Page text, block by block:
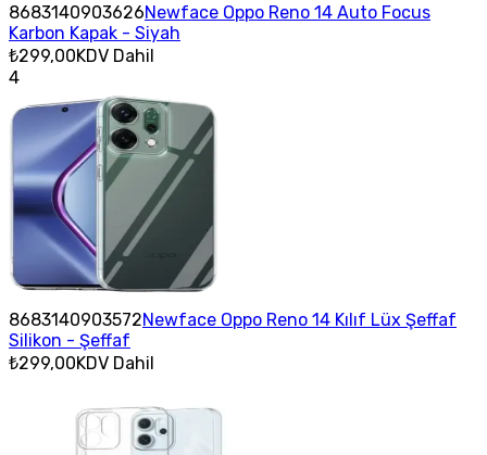
8683140903626Newface Oppo Reno 14 Auto Focus
Karbon Kapak - Siyah
₺299,00KDV Dahil
4
8683140903572Newface Oppo Reno 14 Kılıf Lüx Şeffaf
Silikon - Şeffaf
₺299,00KDV Dahil